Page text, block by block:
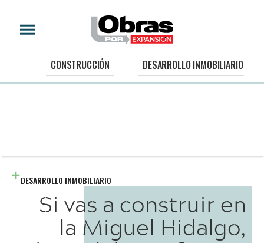
CONSTRUCCIÓN DESARROLLO INMOBILIARIO
DESARROLLO INMOBILIARIO
Si vas a construir en
la Miguel Hidalgo,